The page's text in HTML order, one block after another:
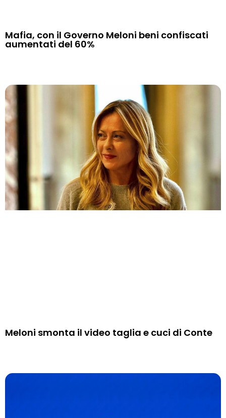
Mafia, con il Governo Meloni beni confiscati
aumentati del 60%
Meloni smonta il video taglia e cuci di Conte